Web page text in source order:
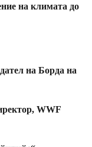
на климата до
на Борда на
WWF